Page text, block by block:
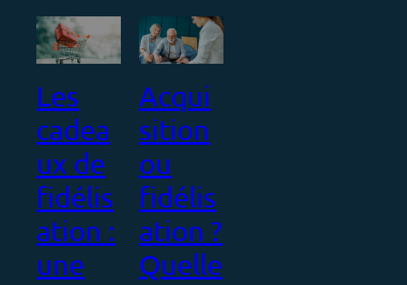
Les
cadea
ux de
fidélis
ation :
une
Acqui
sition
ou
fidélis
ation ?
Quelle